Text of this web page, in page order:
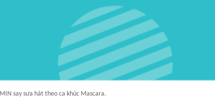
MIN say sưa hát theo ca khúc Mascara.